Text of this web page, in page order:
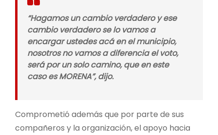
“Hagamos un cambio verdadero y ese
cambio verdadero se lo vamos a
encargar ustedes acá en el municipio,
nosotros no vamos a diferencia el voto,
será por un solo camino, que en este
caso es MORENA”, dijo.
Comprometió además que por parte de sus
compañeros y la organización, el apoyo hacia